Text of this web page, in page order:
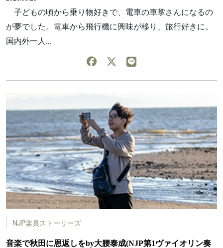
子どもの頃から乗り物好きで、電車の車掌さんになるの
が夢でした。電車から飛行機に興味が移り、旅行好きに。
国内外一人...
NJP楽員ストーリーズ
音楽で秋田に恩返しをby大腰泰成(NJP第1ヴァイオリン奏